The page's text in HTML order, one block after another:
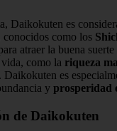
Daikokuten es
conocidos como los
atraer la buena
vida, como la riqueza
. Daikokuten es
y prosperidad
de Daikokuten